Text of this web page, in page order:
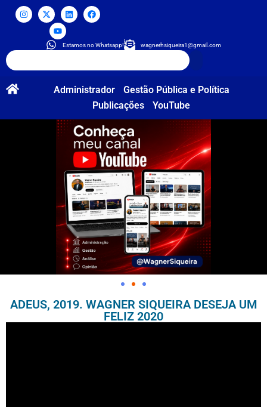
Estamos no Whatsapp! wagnerhsiqueira1@gmail.com
Administrador
Gestão Pública e Política
Publicações
YouTube
ADEUS, 2019. WAGNER SIQUEIRA DESEJA UM
FELIZ 2020